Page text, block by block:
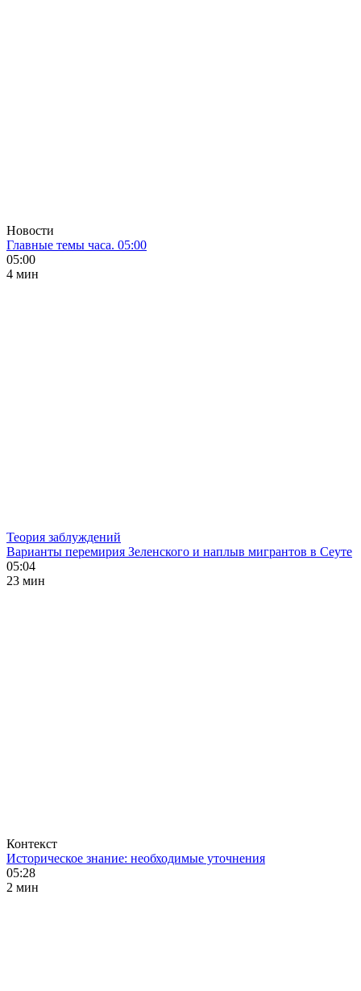
Новости
Главные темы часа. 05:00
05:00
4 мин
Теория заблуждений
Варианты перемирия Зеленского и наплыв мигрантов в Сеуте
05:04
23 мин
Контекст
Историческое знание: необходимые уточнения
05:28
2 мин